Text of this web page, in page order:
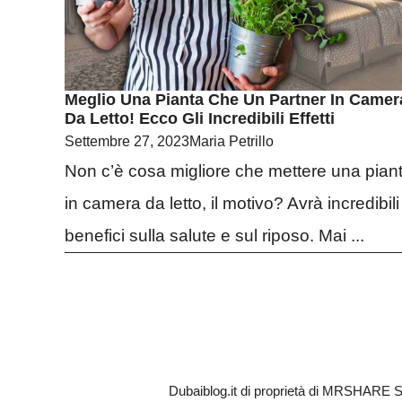
Meglio Una Pianta Che Un Partner In
Da Letto! Ecco Gli Incredibili Effetti
Settembre 27, 2023Maria Petrillo
Non c’è cosa migliore che mettere una
in camera da letto, il motivo? Avrà incredibili
benefici sulla salute e sul riposo. Mai ...
Dubaiblog.it di proprietà di MRSHARE